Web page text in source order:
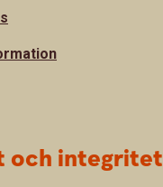
och integritet